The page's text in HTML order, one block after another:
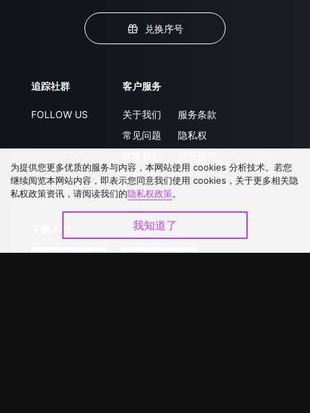
兑换序号
追踪社群
FOLLOW US
客户服务
关于我们
常见问题
升级VIP
服务条款
隐私权
合作洽談
为提供您更多优质的服务与内容，本网站使用 cookies 分析技术。若您
继续阅览本网站内容，即表示您同意我们使用 cookies，关于更多相关隐
私权政策资讯，请阅读我们的隐私权政策。
我知道了